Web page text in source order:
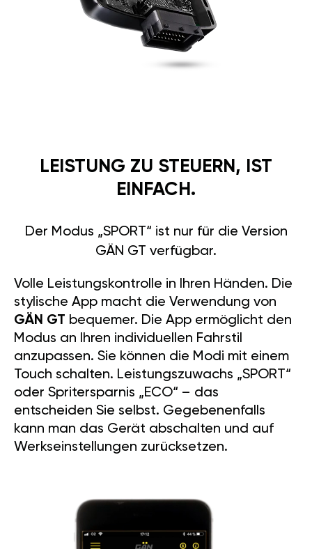
LEISTUNG ZU STEUERN, IST
EINFACH.
Der Modus „SPORT“ ist nur für die Version
GÄN GT verfügbar.
Volle Leistungskontrolle in Ihren Händen. Die
stylische App macht die Verwendung von
GÄN GT bequemer. Die App ermöglicht den
Modus an Ihren individuellen Fahrstil
anzupassen. Sie können die Modi mit einem
Touch schalten. Leistungszuwachs „SPORT“
oder Spritersparnis „ECO“ – das
entscheiden Sie selbst. Gegebenenfalls
kann man das Gerät abschalten und auf
Werkseinstellungen zurücksetzen.